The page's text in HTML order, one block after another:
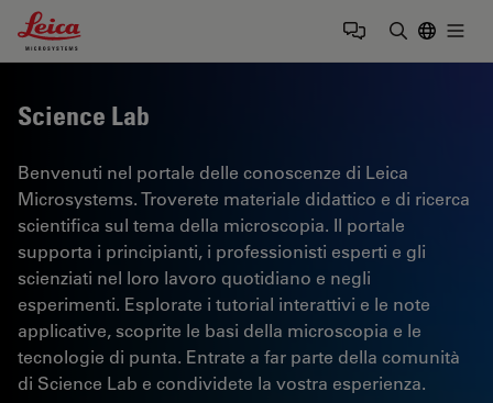
Leica Microsystems Logo
Science Lab
Benvenuti nel portale delle conoscenze di Leica
Microsystems. Troverete materiale didattico e di ricerca
scientifica sul tema della microscopia. Il portale
supporta i principianti, i professionisti esperti e gli
scienziati nel loro lavoro quotidiano e negli
esperimenti. Esplorate i tutorial interattivi e le note
applicative, scoprite le basi della microscopia e le
tecnologie di punta. Entrate a far parte della comunità
di Science Lab e condividete la vostra esperienza.